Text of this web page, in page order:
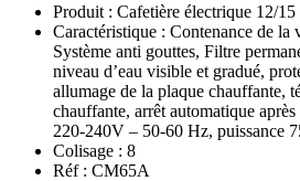
Produit : Cafetière électrique 12/15
Caractéristique : Contenance de la
Système anti gouttes, Filtre
niveau d’eau visible et gradué,
allumage de la plaque chauffante,
chauffante, arrêt automatique
220-240V – 50-60 Hz, puissance
Colisage : 8
Réf : CM65A